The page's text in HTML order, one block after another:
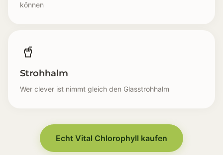
können
🥤
Strohhalm
Wer clever ist nimmt gleich den Glasstrohhalm
Flüssig [💧] Viele mögen Tropfen weil sie flexibel
Morgens/Abends [⏰] Kleine Routinen fühlen sich
Geschmack [😐] Man möchte es neutral und
Echt Vital Chlorophyll kaufen